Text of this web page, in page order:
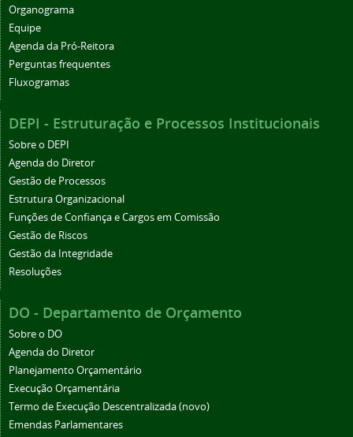
Organograma
Equipe
Agenda da Pró-Reitora
Perguntas frequentes
Fluxogramas
DEPI - Estruturação e Processos Institucionais
Sobre o DEPI
Agenda do Diretor
Gestão de Processos
Estrutura Organizacional
Funções de Confiança e Cargos em Comissão
Gestão de Riscos
Gestão da Integridade
Resoluções
DO - Departamento de Orçamento
Sobre o DO
Agenda do Diretor
Planejamento Orçamentário
Execução Orçamentária
Termo de Execução Descentralizada (novo)
Emendas Parlamentares